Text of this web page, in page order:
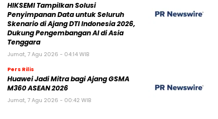
HIKSEMI Tampilkan Solusi
Penyimpanan Data untuk Seluruh
Skenario di Ajang DTI Indonesia 2026,
Dukung Pengembangan AI di Asia
Tenggara
Jumat, 7 Agu 2026 - 04:14 WIB
Pers Rilis
Huawei Jadi Mitra bagi Ajang GSMA
M360 ASEAN 2026
Jumat, 7 Agu 2026 - 00:42 WIB